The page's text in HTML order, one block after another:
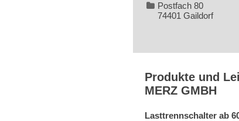
Postfach 80
74401 Gaildorf
Produkte und
MERZ GMBH
Lasttrennschalter ab